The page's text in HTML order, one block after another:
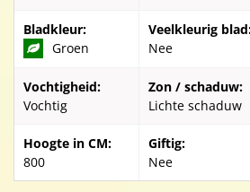
Bladkleur:
Groen
Veelkleurig
Nee
Vochtigheid:
Vochtig
Zon / schaduw:
Lichte schaduw
Hoogte in CM:
800
Giftig:
Nee